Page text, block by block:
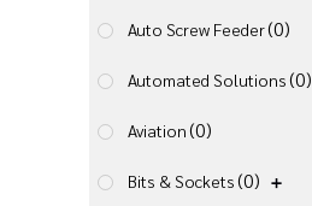
Auto Screw Feeder(0)
Automated Solutions(0)
Aviation(0)
Bits & Sockets(0)